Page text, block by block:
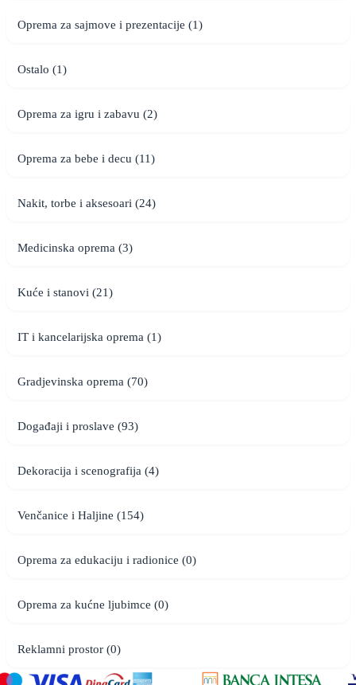
Oprema za sajmove i prezentacije (1)
Ostalo (1)
Oprema za igru i zabavu (2)
Oprema za bebe i decu (11)
Nakit, torbe i aksesoari (24)
Medicinska oprema (3)
Kuće i stanovi (21)
IT i kancelarijska oprema (1)
Gradjevinska oprema (70)
Događaji i proslave (93)
Dekoracija i scenografija (4)
Venčanice i Haljine (154)
Oprema za edukaciju i radionice (0)
Oprema za kućne ljubimce (0)
Reklamni prostor (0)